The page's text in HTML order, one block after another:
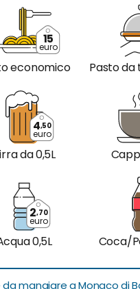
economico
15
euro
Pasto
da 0,5L
4,50
euro
0,5L
2,70
euro
Coca/
da mangiare a Monaco di